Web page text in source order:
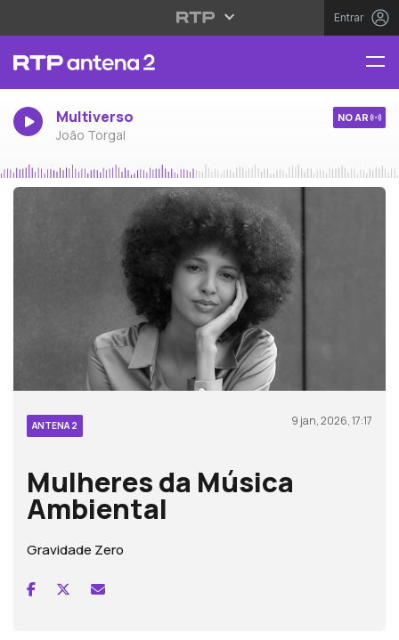
Entrar
Multiverso
João Torgal
NO AR
ANTENA 2 9 jan, 2026, 17:17
Mulheres da Música
Ambiental
Gravidade Zero